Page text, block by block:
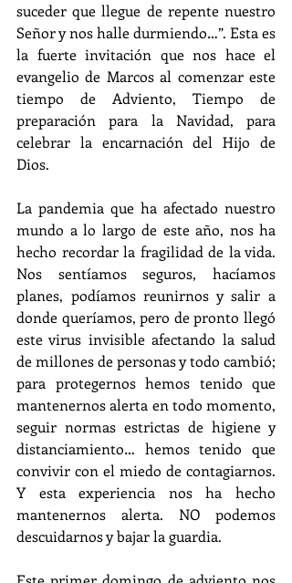
suceder que llegue de repente nuestro
Señor y nos halle durmiendo…”. Esta es
la fuerte invitación que nos hace el
evangelio de Marcos al comenzar este
tiempo de Adviento, Tiempo de
preparación para la Navidad, para
celebrar la encarnación del Hijo de
Dios.
La pandemia que ha afectado nuestro
mundo a lo largo de este año, nos ha
hecho recordar la fragilidad de la vida.
Nos sentíamos seguros, hacíamos
planes, podíamos reunirnos y salir a
donde queríamos, pero de pronto llegó
este virus invisible afectando la salud
de millones de personas y todo cambió;
para protegernos hemos tenido que
mantenernos alerta en todo momento,
seguir normas estrictas de higiene y
distanciamiento… hemos tenido que
convivir con el miedo de contagiarnos.
Y esta experiencia nos ha hecho
mantenernos alerta. NO podemos
descuidarnos y bajar la guardia.